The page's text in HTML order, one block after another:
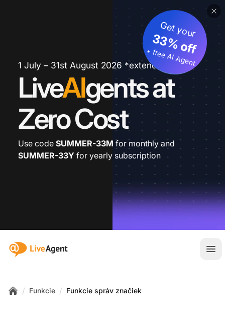
1 July – 31st August 2026 *extended
LiveAIgents at
Zero Cost
Get your
33% off
+ free AI Agent
Use code SUMMER-33M for monthly and
SUMMER-33Y for yearly subscription
:site.title
/ Funkcie / Funkcie správ značiek